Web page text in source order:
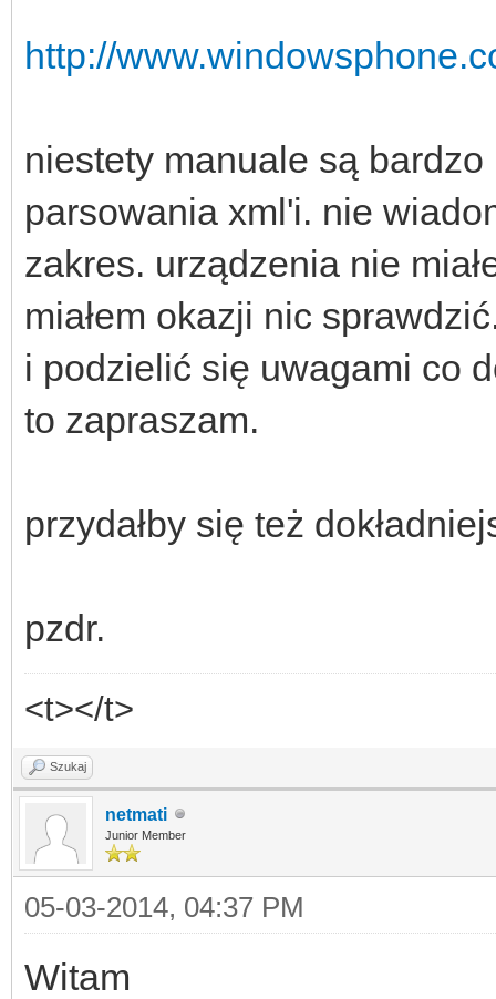
http://
niestety manuale są
parsowania xml'i. nie
zakres. urządzenia nie
miałem okazji nic
i podzielić się uwagami co
to zapraszam.
przydałby się też
pzdr.
<t></t>
Szukaj
netmati
Junior Member
05-03-2014, 04:37 PM
Witam